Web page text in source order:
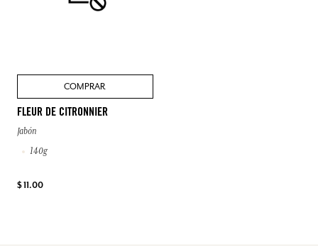
COMPRAR
FLEUR DE CITRONNIER
Jabón
140g
$ 11.00